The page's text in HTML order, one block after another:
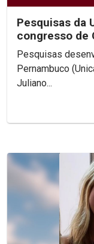
Pesquisas da
congresso de
Pesquisas
Pernambuco
Juliano...